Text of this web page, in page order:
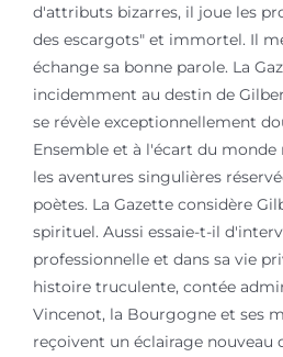
d'attributs bizarres, il joue les
des escargots" et immortel. Il
échange sa bonne parole. La
incidemment au destin de
se révèle exceptionnellement
Ensemble et à l'écart du
les aventures singulières
poètes. La Gazette considère
spirituel. Aussi essaie-t-il
professionnelle et dans sa vie
histoire truculente, contée
Vincenot, la Bourgogne et ses
reçoivent un éclairage nouveau